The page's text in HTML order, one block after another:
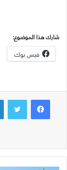
شارك هذا الموضوع:
فيس بوك